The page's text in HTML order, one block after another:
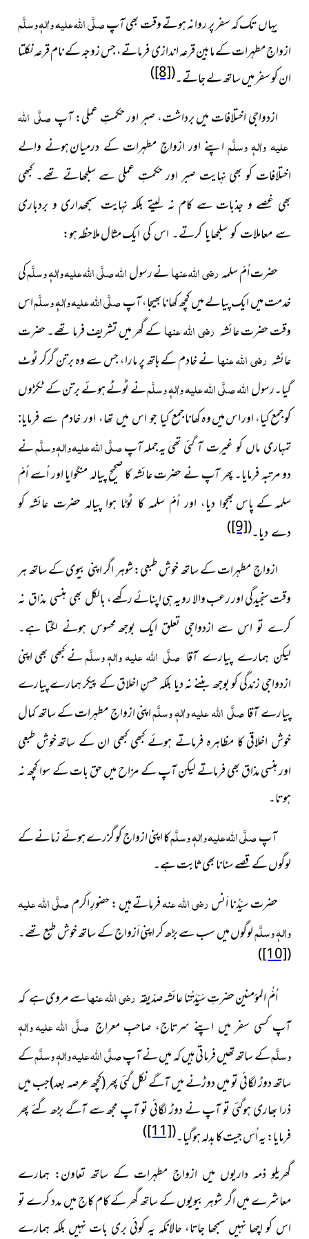
یہاں تک کہ سفر پر روانہ ہوتے وقت بھی آپصلَّی اللہ علیہ واٰلہٖ وسلَّم
ازواجِ مطہرات کے مابین قرعہ اندازی فرماتے، جس زوجہ کے نام قرعہ نکلتا
ان کو سفر میں ساتھ لے جاتے۔(
[8]
)
ازدواجی اختلافات میں برداشت، صبر اور حکمتِ عملی: آپصلَّی اللہ
علیہ واٰلہٖ وسلَّماپنے اور ازواجِ مطہرات کے درمیانہونے والے
اختلافات کو بھی نہایت صبر اور حکمتِ عملی سے سلجھاتے تھے۔ کبھی
بھی غصے و جذبات سے کام نہ لیتے بلکہ نہایت سمجھداری و بردباری
سے معاملات کو سلجھایا کرتے۔ اس کی ایکمثال ملاحظہ ہو:
حضرت اُمّ سلمہرضی اللہ عنہانے رسولاللہصلَّی اللہ علیہ واٰلہٖ وسلَّمکی
خدمت میں ایک پیالے میں کچھ کھانا بھیجا، آپصلَّی اللہ علیہ واٰلہٖ وسلَّماس
وقت حضرت عائشہ رضی اللہ عنہاکے گھر میں تشریف فرماتھے۔ حضرت
عائشہ رضی اللہ عنہانے خادم کے ہاتھ پر مارا، جس سے وہ برتن گرکر ٹوٹ
گیا۔رسولاللہصلَّی اللہ علیہ واٰلہٖ وسلَّمنے ٹوٹے ہوئے برتن کے ٹکڑوں
کو جمع کیا، اور اس میں وہ کھانا جمعکیا جو اس میں تھا، اور خادم سے فرمایا:
تمہاری ماں کو غیرت آ گئی تھی یہ جملہ آپصلَّی اللہ علیہ واٰلہٖ وسلَّمنے
دو مرتبہ فرمایا۔ پھر آپ نے حضرت عائشہ کا صحیح پیالہ منگوایا اور اُسے اُمّ
سلمہ کے پاس بھجوا دیا، اور اُمّ سلمہ کا ٹوٹا ہوا پیالہ حضرت عائشہ کو
دے دیا۔(
[9]
)
ازواجِ مطہرات کے ساتھ خوش طبعی:شوہر اگر اپنی بیوی کے ساتھ ہر
وقت سنجیدگی اور رعب والا رویہ ہی اپنائے رکھے، بالکل بھی ہنسی مذاق نہ
کرے تو اس سے ازدواجی تعلق ایک بوجھمحسوس ہونے لگتا ہے۔
لیکن ہمارے پیارے آقا صلَّی اللہ علیہ واٰلہٖ وسلَّمنے کبھی بھی اپنی
ازدواجی زندگی کو بوجھ بننے نہ دیا بلکہ حسنِ اخلاقکے پیکر ہمارے پیارے
پیارے آقاصلَّی اللہ علیہ واٰلہٖ وسلَّماپنی ازواجِمطہرات کے ساتھکمال
خوش اخلاقی کا مظاہرہ فرماتے ہوئے کبھی کبھی ان کے ساتھخوش طبعی
اور ہنسی مذاق بھی فرماتے لیکن آپکے مزاح میں حق بات کے سوا کچھ نہ
ہوتا۔
آپصلَّی اللہ علیہ واٰلہٖ وسلَّمکا اپنی ازواج کو گزرے ہوئے زمانے کے
لوگوں کے قصے سنانا بھی ثابت ہے۔
حضرت سیِّدُنا اَنسرضی اللہ عنہفرماتے ہیں : حضورِ اکرمصلَّی اللہ علیہ
واٰلہٖ وسلَّملوگوں میں سب سے بڑھ کر اپنی اَزواج کے ساتھخوش طبع تھے۔
(
[10]
)
اُمُّ المؤمنین حضرتِ سَیِّدَتُنا عائشہ صدّیقہرضی اللہ عنہاسے مرویہے کہ
آپ کسی سفر میں اپنے سرتاج، صاحبِ معراج صلَّی اللہ علیہ واٰلہٖ
وسلَّمکے ساتھ تھیں فرماتی ہیں کہ میں نے آپصلَّی اللہ علیہ واٰلہٖ وسلَّمکے
ساتھ دوڑ لگائی تو میں دوڑنے میں آگے نکل گئی پھر (کچھ عرصہ بعد)جب میں
ذرا بھاری ہوگئی تو آپ نے دوڑ لگائی تو آپ مجھ سے آگے بڑھ گئے پھر
فرمایا: یہ اُس جیت کا بدلہ ہوگیا۔(
[11]
)
گھریلو ذمہ داریوں میں ازواجِ مطہرات کے ساتھ تعاون: ہمارے
معاشرے میں اگر شوہر بیویوں کے ساتھ گھر کے کام کاج میں مدد کرے تو
اس کو اچھا نہیں سمجھا جاتا، حالانکہ یہ کوئی بری بات نہیں بلکہ ہمارے